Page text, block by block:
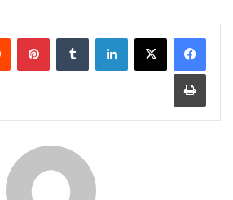
لينكدإن بينتيريست